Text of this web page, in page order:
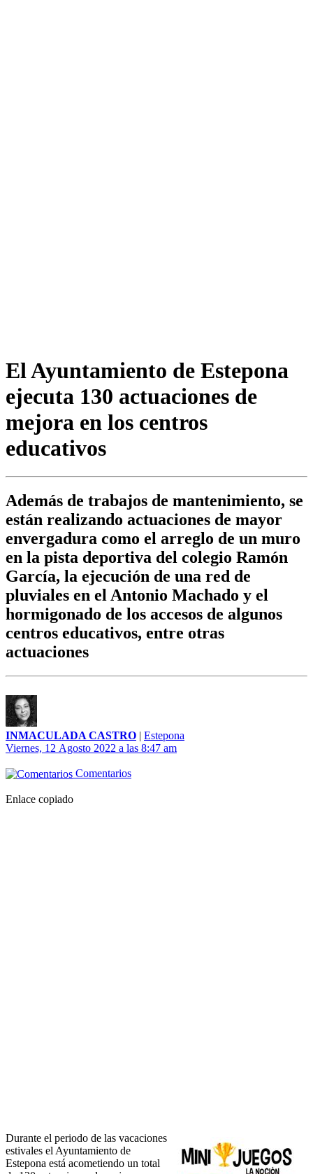
El Ayuntamiento de Estepona
ejecuta 130 actuaciones de
mejora en los centros
educativos
Además de trabajos de mantenimiento, se
están realizando actuaciones de mayor
envergadura como el arreglo de un muro
en la pista deportiva del colegio Ramón
García, la ejecución de una red de
pluviales en el Antonio Machado y el
hormigonado de los accesos de algunos
centros educativos, entre otras
actuaciones
INMACULADA CASTRO | Estepona
Viernes, 12 Agosto 2022 a las 8:47 am
Comentarios
Enlace copiado
Durante el periodo de las vacaciones
estivales el Ayuntamiento de
Estepona está acometiendo un total